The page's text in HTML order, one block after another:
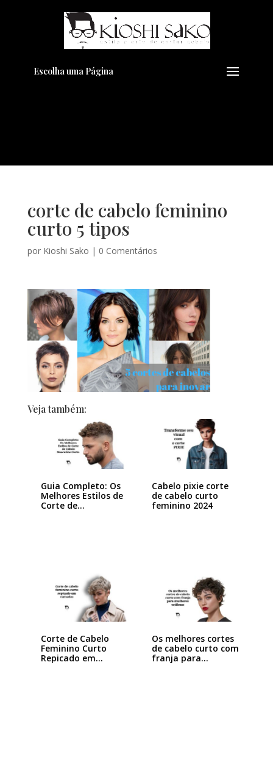
Escolha uma Página
corte de cabelo feminino
curto 5 tipos
por Kioshi Sako | 0 Comentários
Veja também:
Guia Completo: Os
Melhores Estilos de
Corte de…
Cabelo pixie corte
de cabelo curto
feminino 2024
Corte de Cabelo
Feminino Curto
Repicado em
Os melhores cortes
de cabelo curto com
franja para…
Pensando em transformar seu
Visual??